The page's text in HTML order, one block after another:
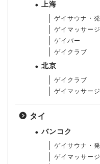
上海
ゲイサウナ・
ゲイマッサー
ゲイバー
ゲイクラブ
北京
ゲイクラブ
ゲイマッサージ
タイ
バンコク
ゲイサウナ・
ゲイマッサージ